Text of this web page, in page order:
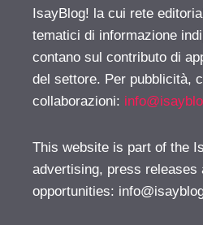
IsayBlog! la cui rete
tematici di informazione
contano sul contributo di
del settore. Per pubblicità,
collaborazioni:
This website is part of the
advertising, press releases
opportunities: